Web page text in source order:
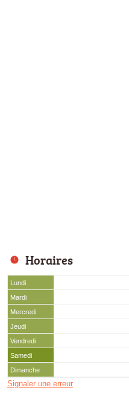
Horaires
Lundi
Mardi
Mercredi
Jeudi
Vendredi
Samedi
Dimanche
Signaler une erreur